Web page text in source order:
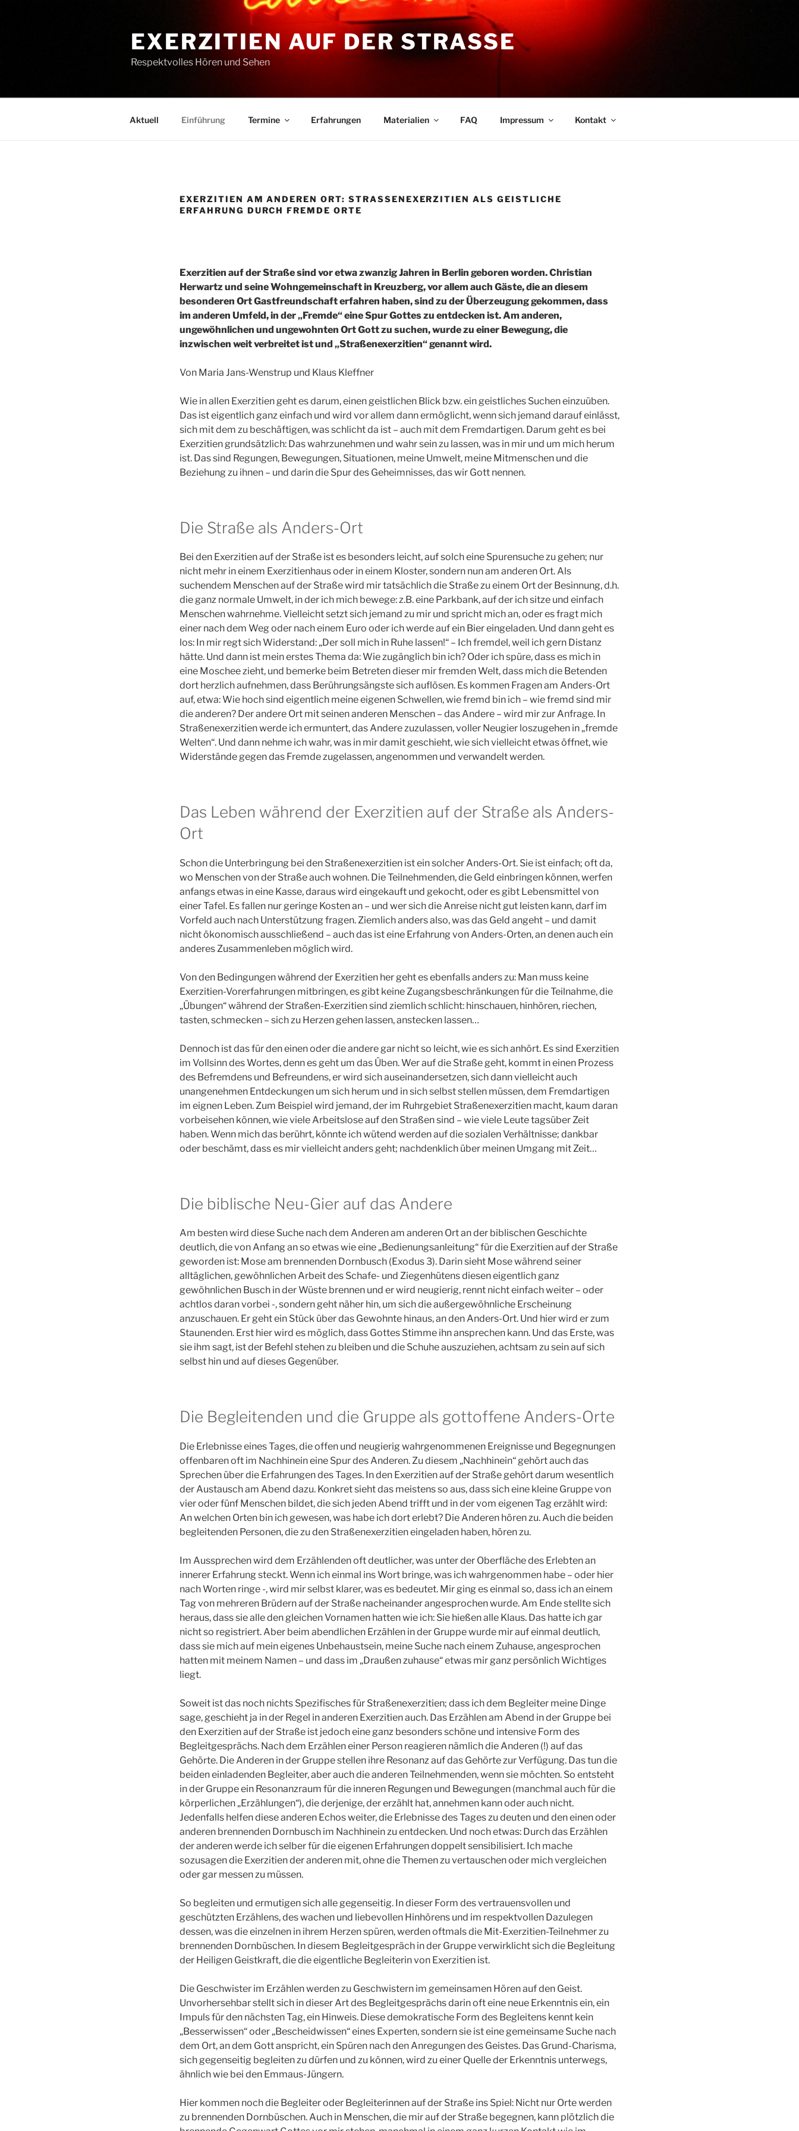
EXERZITIEN AUF DER STRASSE
Respektvolles Hören und Sehen
Aktuell Einführung Termine Erfahrungen Materialien FAQ Impressum Kontakt
EXERZITIEN AM ANDEREN ORT: STRASSENEXERZITIEN ALS GEISTLICHE E
RFAHRUNG DURCH FREMDE ORTE
Exerzitien auf der Straße sind vor etwa zwanzig Jahren in Berlin geboren worden. Christian
Herwartz und seine Wohngemeinschaft in Kreuzberg, vor allem auch Gäste, die an diesem
besonderen Ort Gastfreundschaft erfahren haben, sind zu der Überzeugung gekommen, dass
im anderen Umfeld, in der „Fremde“ eine Spur Gottes zu entdecken ist. Am anderen,
ungewöhnlichen und ungewohnten Ort Gott zu suchen, wurde zu einer Bewegung, die
inzwischen weit verbreitet ist und „Straßenexerzitien“ genannt wird.
Von Maria Jans-Wenstrup und Klaus Kleffner
Wie in allen Exerzitien geht es darum, einen geistlichen Blick bzw. ein geistliches Suchen einzuüben.
Das ist eigentlich ganz einfach und wird vor allem dann ermöglicht, wenn sich jemand darauf einlässt,
sich mit dem zu beschäftigen, was schlicht da ist – auch mit dem Fremdartigen. Darum geht es bei
Exerzitien grundsätzlich: Das wahrzunehmen und wahr sein zu lassen, was in mir und um mich herum
ist. Das sind Regungen, Bewegungen, Situationen, meine Umwelt, meine Mitmenschen und die
Beziehung zu ihnen – und darin die Spur des Geheimnisses, das wir Gott nennen.
Die Straße als Anders-Ort
Bei den Exerzitien auf der Straße ist es besonders leicht, auf solch eine Spurensuche zu gehen; nur
nicht mehr in einem Exerzitienhaus oder in einem Kloster, sondern nun am anderen Ort. Als
suchendem Menschen auf der Straße wird mir tatsächlich die Straße zu einem Ort der Besinnung, d.h.
die ganz normale Umwelt, in der ich mich bewege: z.B. eine Parkbank, auf der ich sitze und einfach
Menschen wahrnehme. Vielleicht setzt sich jemand zu mir und spricht mich an, oder es fragt mich
einer nach dem Weg oder nach einem Euro oder ich werde auf ein Bier eingeladen. Und dann geht es
los: In mir regt sich Widerstand: „Der soll mich in Ruhe lassen!“ – Ich fremdel, weil ich gern Distanz
hätte. Und dann ist mein erstes Thema da: Wie zugänglich bin ich? Oder ich spüre, dass es mich in
eine Moschee zieht, und bemerke beim Betreten dieser mir fremden Welt, dass mich die Betenden
dort herzlich aufnehmen, dass Berührungsängste sich auflösen. Es kommen Fragen am Anders-Ort
auf, etwa: Wie hoch sind eigentlich meine eigenen Schwellen, wie fremd bin ich – wie fremd sind mir
die anderen? Der andere Ort mit seinen anderen Menschen – das Andere – wird mir zur Anfrage. In
Straßenexerzitien werde ich ermuntert, das Andere zuzulassen, voller Neugier loszugehen in „fremde
Welten“. Und dann nehme ich wahr, was in mir damit geschieht, wie sich vielleicht etwas öffnet, wie
Widerstände gegen das Fremde zugelassen, angenommen und verwandelt werden.
Das Leben während der Exerzitien auf der Straße als Anders-
Ort
Schon die Unterbringung bei den Straßenexerzitien ist ein solcher Anders-Ort. Sie ist einfach; oft da,
wo Menschen von der Straße auch wohnen. Die Teilnehmenden, die Geld einbringen können, werfen
anfangs etwas in eine Kasse, daraus wird eingekauft und gekocht, oder es gibt Lebensmittel von
einer Tafel. Es fallen nur geringe Kosten an – und wer sich die Anreise nicht gut leisten kann, darf im
Vorfeld auch nach Unterstützung fragen. Ziemlich anders also, was das Geld angeht – und damit
nicht ökonomisch ausschließend – auch das ist eine Erfahrung von Anders-Orten, an denen auch ein
anderes Zusammenleben möglich wird.
Von den Bedingungen während der Exerzitien her geht es ebenfalls anders zu: Man muss keine
Exerzitien-Vorerfahrungen mitbringen, es gibt keine Zugangsbeschränkungen für die Teilnahme, die
„Übungen“ während der Straßen-Exerzitien sind ziemlich schlicht: hinschauen, hinhören, riechen,
tasten, schmecken – sich zu Herzen gehen lassen, anstecken lassen…
Dennoch ist das für den einen oder die andere gar nicht so leicht, wie es sich anhört. Es sind Exerzitien
im Vollsinn des Wortes, denn es geht um das Üben. Wer auf die Straße geht, kommt in einen Prozess
des Befremdens und Befreundens, er wird sich auseinandersetzen, sich dann vielleicht auch
unangenehmen Entdeckungen um sich herum und in sich selbst stellen müssen, dem Fremdartigen
im eignen Leben. Zum Beispiel wird jemand, der im Ruhrgebiet Straßenexerzitien macht, kaum daran
vorbeisehen können, wie viele Arbeitslose auf den Straßen sind – wie viele Leute tagsüber Zeit
haben. Wenn mich das berührt, könnte ich wütend werden auf die sozialen Verhältnisse; dankbar
oder beschämt, dass es mir vielleicht anders geht; nachdenklich über meinen Umgang mit Zeit…
Die biblische Neu-Gier auf das Andere
Am besten wird diese Suche nach dem Anderen am anderen Ort an der biblischen Geschichte
deutlich, die von Anfang an so etwas wie eine „Bedienungsanleitung“ für die Exerzitien auf der Straße
geworden ist: Mose am brennenden Dornbusch (Exodus 3). Darin sieht Mose während seiner
alltäglichen, gewöhnlichen Arbeit des Schafe- und Ziegenhütens diesen eigentlich ganz
gewöhnlichen Busch in der Wüste brennen und er wird neugierig, rennt nicht einfach weiter – oder
achtlos daran vorbei -, sondern geht näher hin, um sich die außergewöhnliche Erscheinung
anzuschauen. Er geht ein Stück über das Gewohnte hinaus, an den Anders-Ort. Und hier wird er zum
Staunenden. Erst hier wird es möglich, dass Gottes Stimme ihn ansprechen kann. Und das Erste, was
sie ihm sagt, ist der Befehl stehen zu bleiben und die Schuhe auszuziehen, achtsam zu sein auf sich
selbst hin und auf dieses Gegenüber.
Die Begleitenden und die Gruppe als gottoffene Anders-Orte
Die Erlebnisse eines Tages, die offen und neugierig wahrgenommenen Ereignisse und Begegnungen
offenbaren oft im Nachhinein eine Spur des Anderen. Zu diesem „Nachhinein“ gehört auch das
Sprechen über die Erfahrungen des Tages. In den Exerzitien auf der Straße gehört darum wesentlich
der Austausch am Abend dazu. Konkret sieht das meistens so aus, dass sich eine kleine Gruppe von
vier oder fünf Menschen bildet, die sich jeden Abend trifft und in der vom eigenen Tag erzählt wird:
An welchen Orten bin ich gewesen, was habe ich dort erlebt? Die Anderen hören zu. Auch die beiden
begleitenden Personen, die zu den Straßenexerzitien eingeladen haben, hören zu.
Im Aussprechen wird dem Erzählenden oft deutlicher, was unter der Oberfläche des Erlebten an
innerer Erfahrung steckt. Wenn ich einmal ins Wort bringe, was ich wahrgenommen habe – oder hier
nach Worten ringe -, wird mir selbst klarer, was es bedeutet. Mir ging es einmal so, dass ich an einem
Tag von mehreren Brüdern auf der Straße nacheinander angesprochen wurde. Am Ende stellte sich
heraus, dass sie alle den gleichen Vornamen hatten wie ich: Sie hießen alle Klaus. Das hatte ich gar
nicht so registriert. Aber beim abendlichen Erzählen in der Gruppe wurde mir auf einmal deutlich,
dass sie mich auf mein eigenes Unbehaustsein, meine Suche nach einem Zuhause, angesprochen
hatten mit meinem Namen – und dass im „Draußen zuhause“ etwas mir ganz persönlich Wichtiges
liegt.
Soweit ist das noch nichts Spezifisches für Straßenexerzitien; dass ich dem Begleiter meine Dinge
sage, geschieht ja in der Regel in anderen Exerzitien auch. Das Erzählen am Abend in der Gruppe bei
den Exerzitien auf der Straße ist jedoch eine ganz besonders schöne und intensive Form des
Begleitgesprächs. Nach dem Erzählen einer Person reagieren nämlich die Anderen (!) auf das
Gehörte. Die Anderen in der Gruppe stellen ihre Resonanz auf das Gehörte zur Verfügung. Das tun die
beiden einladenden Begleiter, aber auch die anderen Teilnehmenden, wenn sie möchten. So entsteht
in der Gruppe ein Resonanzraum für die inneren Regungen und Bewegungen (manchmal auch für die
körperlichen „Erzählungen“), die derjenige, der erzählt hat, annehmen kann oder auch nicht.
Jedenfalls helfen diese anderen Echos weiter, die Erlebnisse des Tages zu deuten und den einen oder
anderen brennenden Dornbusch im Nachhinein zu entdecken. Und noch etwas: Durch das Erzählen
der anderen werde ich selber für die eigenen Erfahrungen doppelt sensibilisiert. Ich mache
sozusagen die Exerzitien der anderen mit, ohne die Themen zu vertauschen oder mich vergleichen
oder gar messen zu müssen.
So begleiten und ermutigen sich alle gegenseitig. In dieser Form des vertrauensvollen und
geschützten Erzählens, des wachen und liebevollen Hinhörens und im respektvollen Dazulegen
dessen, was die einzelnen in ihrem Herzen spüren, werden oftmals die Mit-Exerzitien-Teilnehmer zu
brennenden Dornbüschen. In diesem Begleitgespräch in der Gruppe verwirklicht sich die Begleitung
der Heiligen Geistkraft, die die eigentliche Begleiterin von Exerzitien ist.
Die Geschwister im Erzählen werden zu Geschwistern im gemeinsamen Hören auf den Geist.
Unvorhersehbar stellt sich in dieser Art des Begleitgesprächs darin oft eine neue Erkenntnis ein, ein
Impuls für den nächsten Tag, ein Hinweis. Diese demokratische Form des Begleitens kennt kein
„Besserwissen“ oder „Bescheidwissen“ eines Experten, sondern sie ist eine gemeinsame Suche nach
dem Ort, an dem Gott anspricht, ein Spüren nach den Anregungen des Geistes. Das Grund-Charisma,
sich gegenseitig begleiten zu dürfen und zu können, wird zu einer Quelle der Erkenntnis unterwegs,
ähnlich wie bei den Emmaus-Jüngern.
Hier kommen noch die Begleiter oder Begleiterinnen auf der Straße ins Spiel: Nicht nur Orte werden
zu brennenden Dornbüschen. Auch in Menschen, die mir auf der Straße begegnen, kann plötzlich die